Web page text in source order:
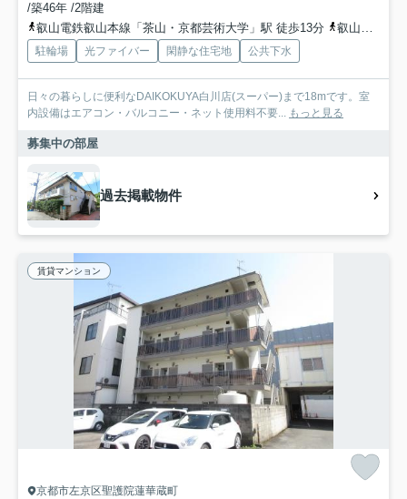
/築46年 /2階建
叡山電鉄叡山本線「茶山・京都芸術大学」駅 徒歩13分
叡山電鉄叡山本線「元田中」駅 徒歩13分
駐輪場 光ファイバー 閑静な住宅地 公共下水
日々の暮らしに便利なDAIKOKUYA白川店(スーパー)まで18mです。室
内設備はエアコン・バルコニー・ネット使用料不要... もっと見る
募集中の部屋
過去掲載物件
賃貸マンション
京都市左京区聖護院蓮華蔵町